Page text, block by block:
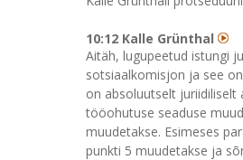
10:12 Kalle Grünthal
Aitäh, lugupeetud istungi
sotsiaalkomisjon ja see
on absoluutselt
tööohutuse seaduse
muudetakse. Esimeses
punkti 5 muudetakse ja